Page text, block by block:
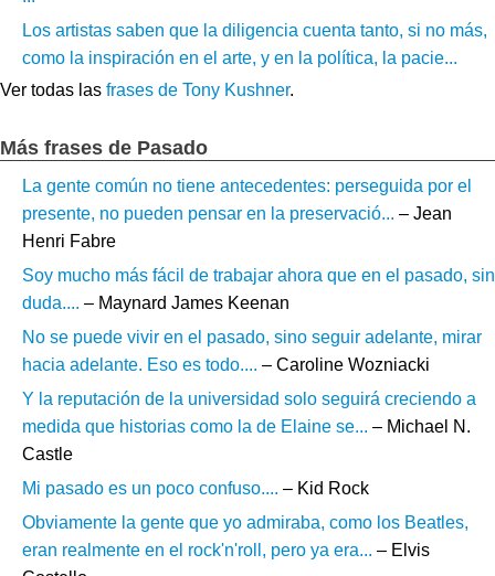
Los artistas saben que la diligencia cuenta tanto, si no más,
como la inspiración en el arte, y en la política, la pacie...
Ver todas las frases de Tony Kushner.
Más frases de Pasado
La gente común no tiene antecedentes: perseguida por el
presente, no pueden pensar en la preservació... – Jean
Henri Fabre
Soy mucho más fácil de trabajar ahora que en el pasado, sin
duda.... – Maynard James Keenan
No se puede vivir en el pasado, sino seguir adelante, mirar
hacia adelante. Eso es todo.... – Caroline Wozniacki
Y la reputación de la universidad solo seguirá creciendo a
medida que historias como la de Elaine se... – Michael N.
Castle
Mi pasado es un poco confuso.... – Kid Rock
Obviamente la gente que yo admiraba, como los Beatles,
eran realmente en el rock'n'roll, pero ya era... – Elvis